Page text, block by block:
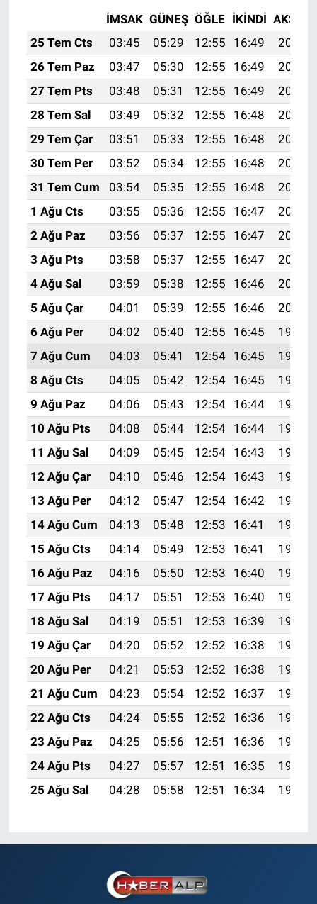
İMSAK GÜNEŞ ÖĞLE İKINDI AKŞAM
25 Tem Cts
03:45 05:29 12:55 16:49
20:11
26 Tem Paz
03:47 05:30 12:55 16:49
20:10
27 Tem Pts
03:48 05:31 12:55 16:49
20:09
28 Tem Sal
03:49 05:32 12:55 16:48
20:08
29 Tem Çar
03:51 05:33 12:55 16:48
20:07
30 Tem Per
03:52 05:34 12:55 16:48
20:06
31 Tem Cum
03:54 05:35 12:55 16:48
20:05
1 Ağu Cts
03:55 05:36 12:55 16:47
20:04
2 Ağu Paz
03:56 05:37 12:55 16:47
20:03
3 Ağu Pts
03:58 05:37 12:55 16:47
20:02
4 Ağu Sal
03:59 05:38 12:55 16:46
20:01
5 Ağu Çar
04:01 05:39 12:55 16:46
20:00
6 Ağu Per
04:02 05:40 12:55 16:45
19:59
7 Ağu Cum
04:03 05:41 12:54 16:45
19:58
8 Ağu Cts
04:05 05:42 12:54 16:45
19:57
9 Ağu Paz
04:06 05:43 12:54 16:44
19:55
10 Ağu Pts
04:08 05:44 12:54 16:44
19:54
11 Ağu Sal
04:09 05:45 12:54 16:43
19:53
12 Ağu Çar
04:10 05:46 12:54 16:43
19:52
13 Ağu Per
04:12 05:47 12:54 16:42
19:50
14 Ağu Cum
04:13 05:48 12:53 16:41
19:49
15 Ağu Cts
04:14 05:49 12:53 16:41
19:48
16 Ağu Paz
04:16 05:50 12:53 16:40
19:47
17 Ağu Pts
04:17 05:51 12:53 16:40
19:45
18 Ağu Sal
04:19 05:51 12:53 16:39
19:44
19 Ağu Çar
04:20 05:52 12:52 16:38
19:42
20 Ağu Per
04:21 05:53 12:52 16:38
19:41
21 Ağu Cum
04:23 05:54 12:52 16:37
19:40
22 Ağu Cts
04:24 05:55 12:52 16:36
19:38
23 Ağu Paz
04:25 05:56 12:51 16:36
19:37
24 Ağu Pts
04:27 05:57 12:51 16:35
19:35
25 Ağu Sal
04:28 05:58 12:51 16:34 19:34